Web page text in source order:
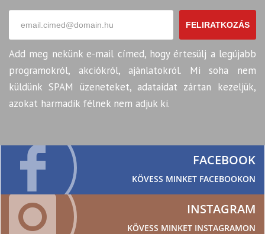
FELIRATKOZÁS
Add meg nekünk e-mail címed, hogy értesülj a legújabb
programokról, akciókról, ajánlatokról. Mi soha nem
küldünk SPAM üzeneteket, adataidat zártan kezeljük,
azokat harmadik félnek nem adjuk ki.
FACEBOOK
KÖVESS MINKET FACEBOOKON
INSTAGRAM
KÖVESS MINKET INSTAGRAMON